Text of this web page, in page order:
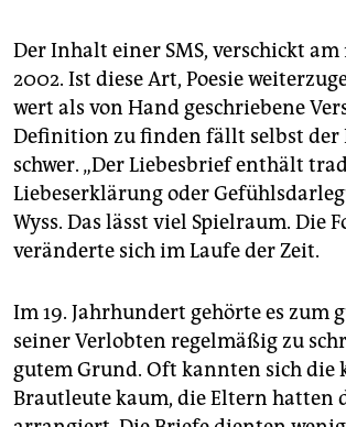
Der Inhalt einer SMS, verschickt am
2002. Ist diese Art, Poesie
wert als von Hand geschriebene
Definition zu finden fällt selbst der
schwer. „Der Liebesbrief enthält
Liebeserklärung oder
Wyss. Das lässt viel Spielraum. Die
veränderte sich im Laufe der Zeit.
Im 19. Jahrhundert gehörte es zum
seiner Verlobten regelmäßig zu
gutem Grund. Oft kannten sich die
Brautleute kaum, die Eltern hatten